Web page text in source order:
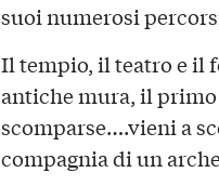
suoi numerosi
Il tempio, il teatro e il
antiche mura, il
scomparse….vieni a
compagnia di un